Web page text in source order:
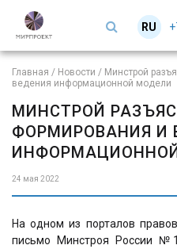
EN
RU
Главная / Новости / Минстрой
ведения информационной модели
МИНСТРОЙ
ФОРМИРОВАНИЯ И
24 мая 2022
На одном из порталов
письмо Минстроя России